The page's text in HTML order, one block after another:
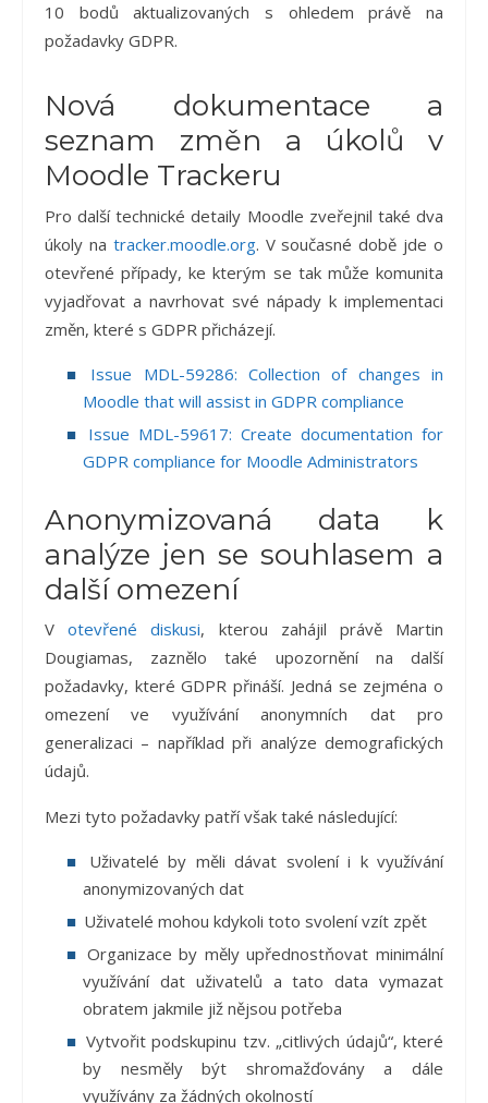
10 bodů aktualizovaných s ohledem právě na
požadavky GDPR.
Nová dokumentace a
seznam změn a úkolů v
Moodle Trackeru
Pro další technické detaily Moodle zveřejnil také dva
úkoly na tracker.moodle.org. V současné době jde o
otevřené případy, ke kterým se tak může komunita
vyjadřovat a navrhovat své nápady k implementaci
změn, které s GDPR přicházejí.
Issue MDL-59286: Collection of changes in
Moodle that will assist in GDPR compliance
Issue MDL-59617: Create documentation for
GDPR compliance for Moodle Administrators
Anonymizovaná data k
analýze jen se souhlasem a
další omezení
Votevřené diskusi, kterou zahájil právě Martin
Dougiamas, zaznělo také upozornění na další
požadavky, které GDPR přináší. Jedná se zejména o
omezení ve využívání anonymních dat pro
generalizaci – například při analýze demografických
údajů.
Mezi tyto požadavky patří však také následující:
Uživatelé by měli dávat svolení i k využívání
anonymizovaných dat
Uživatelé mohou kdykoli toto svolení vzít zpět
Organizace by měly upřednostňovat minimální
využívání dat uživatelů a tato data vymazat
obratem jakmile již nějsou potřeba
Vytvořit podskupinu tzv. „citlivých údajů“, které
by nesměly být shromažďovány a dále
využívány za žádných okolností